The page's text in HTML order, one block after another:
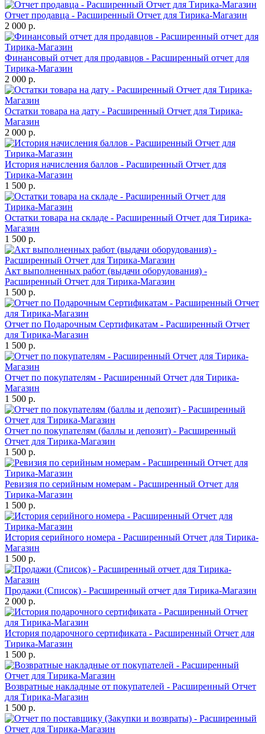
Отчет продавца - Расширенный Отчет для Тирика-Магазин
2 000 р.
Финансовый отчет для продавцов - Расширенный отчет для
Тирика-Магазин
2 000 р.
Остатки товара на дату - Расширенный Отчет для Тирика-
Магазин
2 000 р.
История начисления баллов - Расширенный Отчет для
Тирика-Магазин
1 500 р.
Остатки товара на складе - Расширенный Отчет для Тирика-
Магазин
1 500 р.
Акт выполненных работ (выдачи оборудования) -
Расширенный Отчет для Тирика-Магазин
1 500 р.
Отчет по Подарочным Сертификатам - Расширенный Отчет
для Тирика-Магазин
1 500 р.
Отчет по покупателям - Расширенный Отчет для Тирика-
Магазин
1 500 р.
Отчет по покупателям (баллы и депозит) - Расширенный
Отчет для Тирика-Магазин
1 500 р.
Ревизия по серийным номерам - Расширенный Отчет для
Тирика-Магазин
1 500 р.
История серийного номера - Расширенный Отчет для Тирика-
Магазин
1 500 р.
Продажи (Список) - Расширенный отчет для Тирика-Магазин
2 000 р.
История подарочного сертификата - Расширенный Отчет для
Тирика-Магазин
1 500 р.
Возвратные накладные от покупателей - Расширенный Отчет
для Тирика-Магазин
1 500 р.